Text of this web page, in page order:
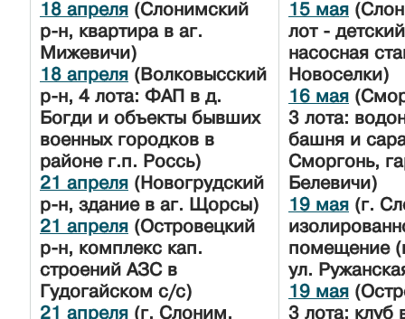
18 апреля (Слонимский
р-н, квартира в аг.
Мижевичи)
18 апреля (Волковысский
р-н, 4 лота: ФАП в д.
Богди и объекты бывших
военных городков в
районе г.п. Россь)
21 апреля (Новогрудский
р-н, здание в аг. Щорсы)
21 апреля (Островецкий
р-н, комплекс кап.
строений АЗС в
Гудогайском с/с)
21 апреля (г. Слоним,
15 мая
лот -
насосная
Новоселки)
16 мая
3 лота:
башня и
Сморгонь,
Белевичи)
19 мая (г.
помещение
ул.
19 мая
3 лота: клуб